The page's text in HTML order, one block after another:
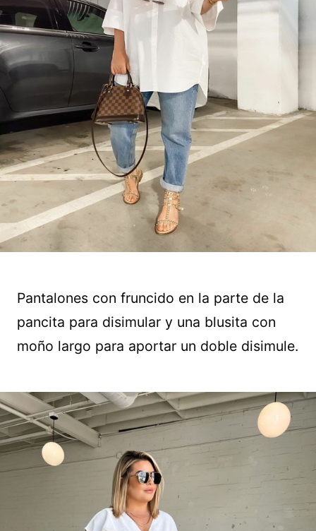
Pantalones con fruncido en la parte de la
pancita para disimular y una blusita con
moño largo para aportar un doble disimule.